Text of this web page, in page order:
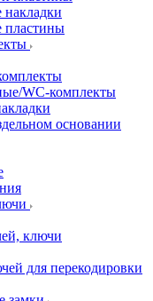
пластины
WC-комплекты
основании
ключи
для перекодировки